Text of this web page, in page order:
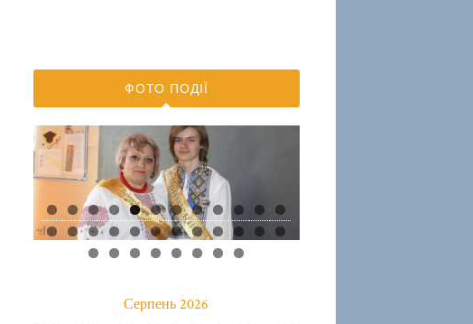
ФОТО ПОДІЇ
0 1
2
3
4 5 6 7 8 9 0 1 2 3
4
5
6 7 8 9 0 1 2
Серпень 2026